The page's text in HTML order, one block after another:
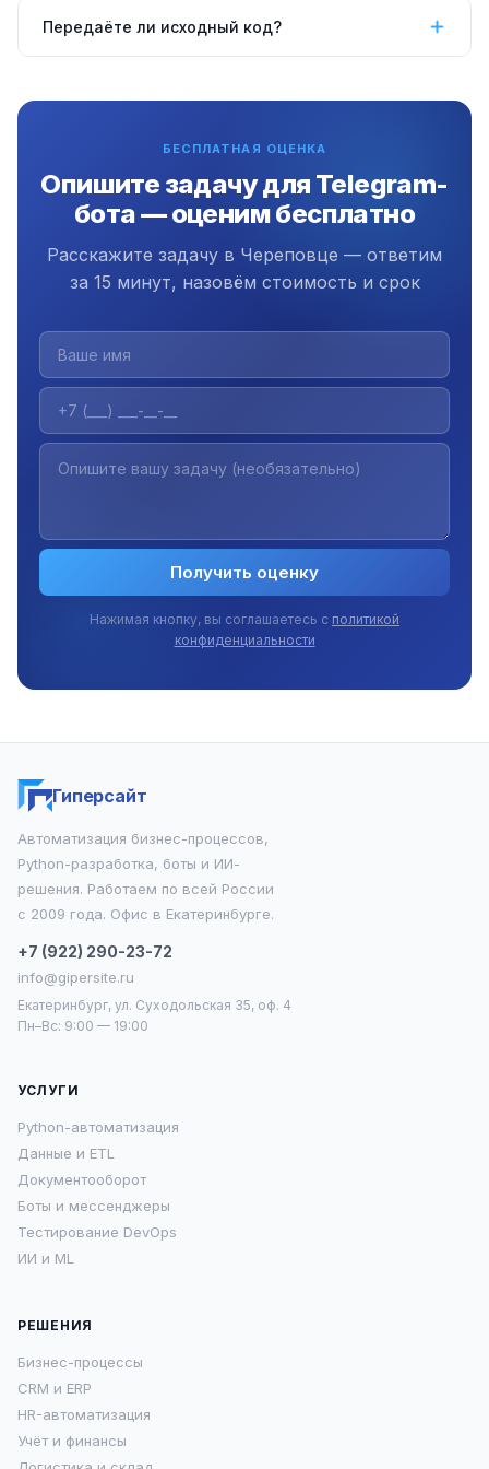
числе в Череповце.
Передаёте ли исходный код?
документацию и инструкцию. Плюс 3 месяца
БЕСПЛАТНАЯ ОЦЕНКА
Опишите задачу для Telegram-
бота — оценим бесплатно
Расскажите задачу в Череповце — ответим
за 15 минут, назовём стоимость и срок
Получить оценку
Нажимая кнопку, вы соглашаетесь с политикой
конфиденциальности
Гиперсайт
Автоматизация бизнес-процессов,
Python-разработка, боты и ИИ-
решения. Работаем по всей России
с 2009 года. Офис в Екатеринбурге.
+7 (922) 290-23-72
info@gipersite.ru
Екатеринбург, ул. Суходольская 35, оф. 4
Пн–Вс: 9:00 — 19:00
УСЛУГИ
Python-автоматизация
Данные и ETL
Документооборот
Боты и мессенджеры
Тестирование DevOps
ИИ и ML
РЕШЕНИЯ
Бизнес-процессы
CRM и ERP
HR-автоматизация
Учёт и финансы